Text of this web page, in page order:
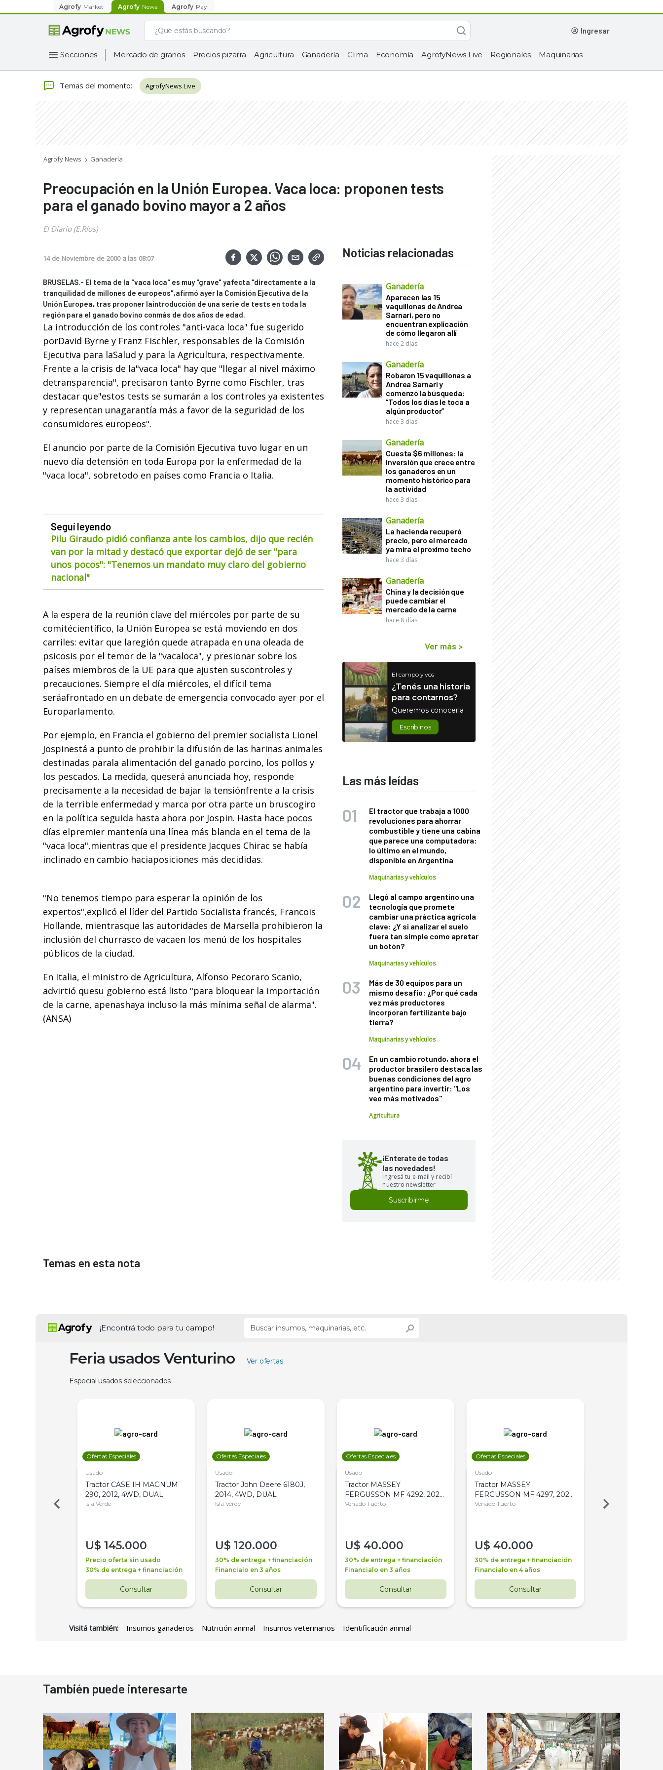
Agrofy Market Agrofy News Agrofy Pay
ingresar
Secciones Mercado de granos Precios pizarra Agricultura Ganadería Clima Economía AgrofyNews Live Regionales Maquinarias
Temas del momento: AgrofyNews Live
Agrofy News Ganadería
Preocupación en la Unión Europea. Vaca loca: proponen tests
para el ganado bovino mayor a 2 años
El Diario (E.Ríos)
14 de Noviembre de 2000 a las 08:07
BRUSELAS.- El tema de la "vaca loca" es muy "grave" yafecta "directamente a la
tranquilidad de millones de europeos",afirmó ayer la Comisión Ejecutiva de la
Unión Europea, tras proponer laintroducción de una serie de tests en toda la
región para el ganado bovino conmás de dos años de edad.
La introducción de los controles "anti-vaca loca" fue sugerido
porDavid Byrne y Franz Fischler, responsables de la Comisión
Ejecutiva para laSalud y para la Agricultura, respectivamente.
Frente a la crisis de la"vaca loca" hay que "llegar al nivel máximo
detransparencia", precisaron tanto Byrne como Fischler, tras
destacar que"estos tests se sumarán a los controles ya existentes
y representan unagarantía más a favor de la seguridad de los
consumidores europeos".
El anuncio por parte de la Comisión Ejecutiva tuvo lugar en un
nuevo día detensión en toda Europa por la enfermedad de la
"vaca loca", sobretodo en países como Francia o Italia.
Seguí leyendo
Pilu Giraudo pidió confianza ante los cambios, dijo que recién
van por la mitad y destacó que exportar dejó de ser "para
unos pocos": "Tenemos un mandato muy claro del gobierno
nacional"
A la espera de la reunión clave del miércoles por parte de su
comitécientífico, la Unión Europea se está moviendo en dos
carriles: evitar que laregión quede atrapada en una oleada de
psicosis por el temor de la "vacaloca", y presionar sobre los
países miembros de la UE para que ajusten suscontroles y
precauciones. Siempre el día miércoles, el difícil tema
seráafrontado en un debate de emergencia convocado ayer por el
Europarlamento.
Por ejemplo, en Francia el gobierno del premier socialista Lionel
Jospinestá a punto de prohibir la difusión de las harinas animales
destinadas parala alimentación del ganado porcino, los pollos y
los pescados. La medida, queserá anunciada hoy, responde
precisamente a la necesidad de bajar la tensiónfrente a la crisis
de la terrible enfermedad y marca por otra parte un bruscogiro
en la política seguida hasta ahora por Jospin. Hasta hace pocos
días elpremier mantenía una línea más blanda en el tema de la
"vaca loca",mientras que el presidente Jacques Chirac se había
inclinado en cambio haciaposiciones más decididas.
"No tenemos tiempo para esperar la opinión de los
expertos",explicó el líder del Partido Socialista francés, Francois
Hollande, mientrasque las autoridades de Marsella prohibieron la
inclusión del churrasco de vacaen los menú de los hospitales
públicos de la ciudad.
En Italia, el ministro de Agricultura, Alfonso Pecoraro Scanio,
advirtió quesu gobierno está listo "para bloquear la importación
de la carne, apenashaya incluso la más mínima señal de alarma".
(ANSA)
Noticias relacionadas
Ganadería
Aparecen las 15
vaquillonas de Andrea
Sarnari, pero no
encuentran explicación
de cómo llegaron allí
hace 2 días
Ganadería
Robaron 15 vaquillonas a
Andrea Sarnari y
comenzó la búsqueda:
“Todos los días le toca a
algún productor”
hace 3 días
Ganadería
Cuesta $6 millones: la
inversión que crece entre
los ganaderos en un
momento histórico para
la actividad
hace 3 días
Ganadería
La hacienda recuperó
precio, pero el mercado
ya mira el próximo techo
hace 3 días
Ganadería
China y la decisión que
puede cambiar el
mercado de la carne
hace 8 días
Ver más >
El campo y vos
¿Tenés una historia
para contarnos?
Queremos conocerla
Escribinos
Las más leídas
El tractor que trabaja a 1000
revoluciones para ahorrar
combustible y tiene una cabina
que parece una computadora:
lo último en el mundo,
disponible en Argentina
Maquinarias y vehículos
Llegó al campo argentino una
tecnología que promete
cambiar una práctica agrícola
clave: ¿Y si analizar el suelo
fuera tan simple como apretar
un botón?
Maquinarias y vehículos
Más de 30 equipos para un
mismo desafío: ¿Por qué cada
vez más productores
incorporan fertilizante bajo
tierra?
Maquinarias y vehículos
En un cambio rotundo, ahora el
productor brasilero destaca las
buenas condiciones del agro
argentino para invertir: "Los
veo más motivados"
Agricultura
¡Enterate de todas
las novedades!
Ingresá tu e-mail y recibí
nuestro newsletter
Suscribirme
Temas en esta nota
¡Encontrá todo para tu campo!
Feria usados Venturino Ver ofertas
Especial usados seleccionados
Ofertas Especiales
Usado
Tractor CASE IH MAGNUM
290, 2012, 4WD, DUAL
Isla Verde
U$ 145.000
Precio oferta sin usado
30% de entrega + financiación
Consultar
Ofertas Especiales
Usado
Tractor John Deere 6180J,
2014, 4WD, DUAL
Isla Verde
U$ 120.000
30% de entrega + financiación
Financialo en 3 años
Consultar
Ofertas Especiales
Usado
Tractor MASSEY
FERGUSSON MF 4292, 2020,
4WD, PATON
Venado Tuerto
U$ 40.000
30% de entrega + financiación
Financialo en 3 años
Consultar
Ofertas Especiales
Usado
Tractor MASSEY
FERGUSSON MF 4297, 2020,
4WD, PATON
Venado Tuerto
U$ 40.000
30% de entrega + financiación
Financialo en 4 años
Consultar
Venado Tuerto
Visitá también: Insumos ganaderos Nutrición animal Insumos veterinarios Identificación animal
También puede interesarte